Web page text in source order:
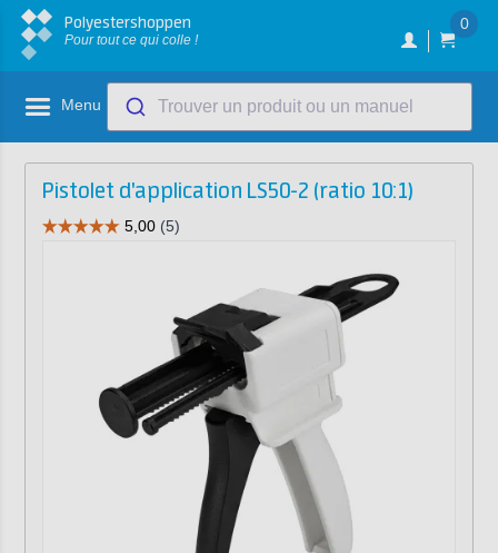
Polyestershoppen
Pour tout ce qui colle !
0
Menu Trouver un produit ou un manuel
Pistolet d'application LS50-2 (ratio 10:1)